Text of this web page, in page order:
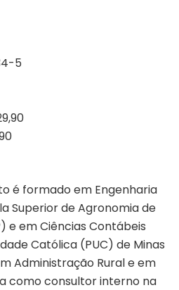
5
é formado em Engenharia
Superior de Agronomia de
e em Ciências Contábeis
Católica (PUC) de Minas
Administração Rural e em
como consultor interno na